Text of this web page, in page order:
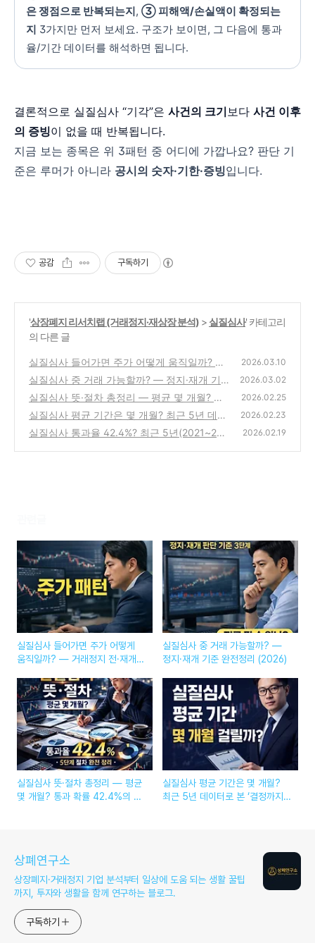
은 쟁점으로 반복되는지, ③ 피해액/손실액이 확정되는
지 3가지만 먼저 보세요. 구조가 보이면, 그 다음에 통과
율/기간 데이터를 해석하면 됩니다.
결론적으로 실질심사 “기각”은 사건의 크기보다 사건 이후
의 증빙이 없을 때 반복됩니다.
지금 보는 종목은 위 3패턴 중 어디에 가깝나요? 판단 기
준은 루머가 아니라 공시의 숫자·기한·증빙입니다.
공감 구독하기
'상장폐지 리서치랩 (거래정지·재상장 분석) > 실질심사' 카테고리
의 다른 글
실질심사 들어가면 주가 어떻게 움직일까? —
거래정지 전·재개 후 패턴 총정리 (2026)
(0)
2026.03.10
실질심사 중 거래 가능할까? — 정지·재개 기
준 완전정리 (2026)
(0)
2026.03.02
실질심사 뜻·절차 총정리 — 평균 몇 개월? 통
과 확률 42.4%의 진짜 의미 (2026 최신)
(0)
2026.02.25
실질심사 평균 기간은 몇 개월? 최근 5년 데이
터로 본 ‘결정까지 걸린 시간’ (2026)
(0)
2026.02.23
실질심사 통과율 42.4%? 최근 5년(2021~202
2026.02.19
실질심사 들어가면 주가 어떻게
움직일까? — 거래정지 전·재개
실질심사 중 거래 가능할까? —
정지·재개 기준 완전정리 (2026)
실질심사 뜻·절차 총정리 — 평균
몇 개월? 통과 확률 42.4%의 진
실질심사 평균 기간은 몇 개월?
최근 5년 데이터로 본 ‘결정까지
상폐연구소
상장폐지·거래정지 기업 분석부터 일상에 도움 되는 생활 꿀팁
까지, 투자와 생활을 함께 연구하는 블로그.
구독하기